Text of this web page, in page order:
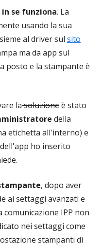
se funziona. La
usando la sua
al driver sul sito
ma da app sul
posto e la stampante è
lasoluzioneè stato
della
etichetta all'interno) e
ho inserito
, dopo aver
ai settaggi avanzati e
IPP non
nei settaggi come
stampanti di